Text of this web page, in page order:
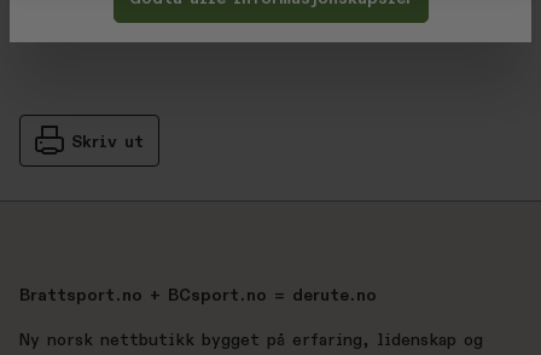
Skriv ut
Brattsport.no + BCsport.no = derute.no
Ny norsk nettbutikk bygget på erfaring, lidenskap og